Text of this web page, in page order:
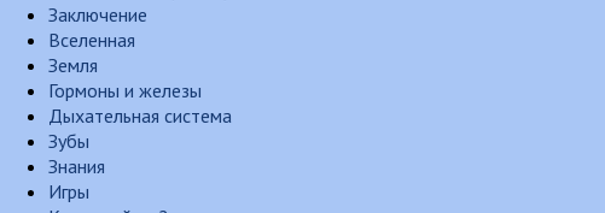
Заключение
Вселенная
Земля
Гормоны и железы
Дыхательная система
Зубы
Знания
Игры